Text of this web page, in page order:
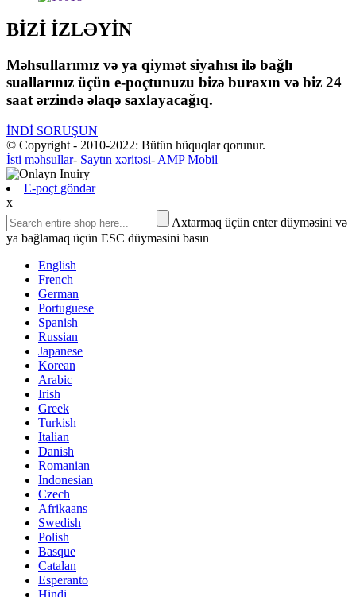
BİZİ İZLƏYİN
Məhsullarımız və ya qiymət siyahısı ilə bağlı
suallarınız üçün e-poçtunuzu bizə buraxın və biz 24
saat ərzində əlaqə saxlayacağıq.
İNDİ SORUŞUN
© Copyright - 2010-2022: Bütün hüquqlar qorunur.
İsti məhsullar- Saytın xəritəsi- AMP Mobil
E-poçt göndər
x
Axtarmaq üçün enter düyməsini və
ya bağlamaq üçün ESC düyməsini basın
English
French
German
Portuguese
Spanish
Russian
Japanese
Korean
Arabic
Irish
Greek
Turkish
Italian
Danish
Romanian
Indonesian
Czech
Afrikaans
Swedish
Polish
Basque
Catalan
Esperanto
Hindi